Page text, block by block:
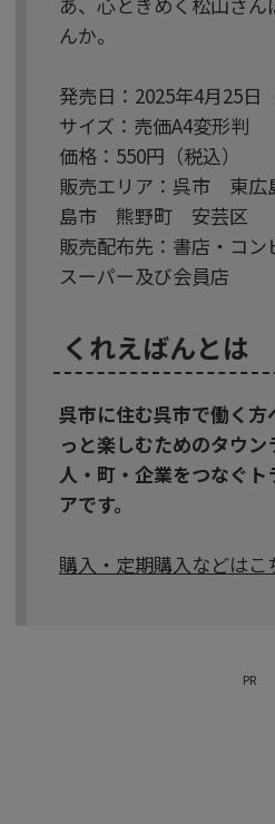
んか。
発売日：2025年4月25日
サイズ：売価A4変形判
価格：550円（税込）
販売エリア：呉市 東
島市 熊野町 安芸区
販売配布先：書店・コン
スーパー及び会員店
くれえばんとは
呉市に住む呉市で働く方
っと楽しむためのタウン
人・町・企業をつなぐト
アです。
購入・定期購入などはこ
PR